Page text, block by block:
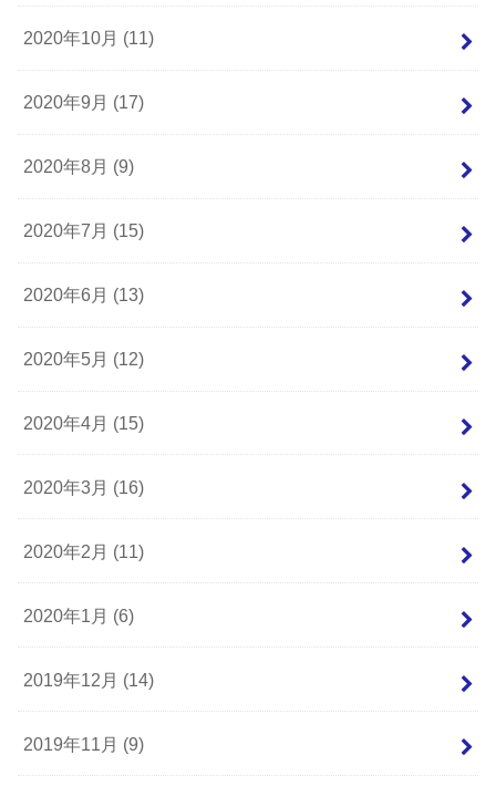
2020年10月 (11)
2020年9月 (17)
2020年8月 (9)
2020年7月 (15)
2020年6月 (13)
2020年5月 (12)
2020年4月 (15)
2020年3月 (16)
2020年2月 (11)
2020年1月 (6)
2019年12月 (14)
2019年11月 (9)